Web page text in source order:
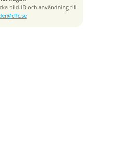
bild-ID och användning till